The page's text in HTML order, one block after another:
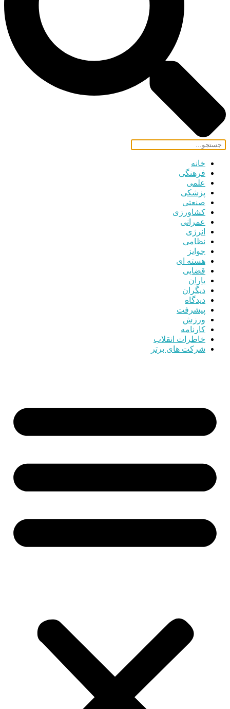
خانه
فرهنگی
علمی
پزشکی
صنعتی
کشاورزی
عمرانی
انرژی
نظامی
جوایز
هسته ای
قضایی
یاران
دیگران
دیدگاه
پیشرفت
ورزش
کارنامه
خاطرات انقلاب
شرکت های برتر